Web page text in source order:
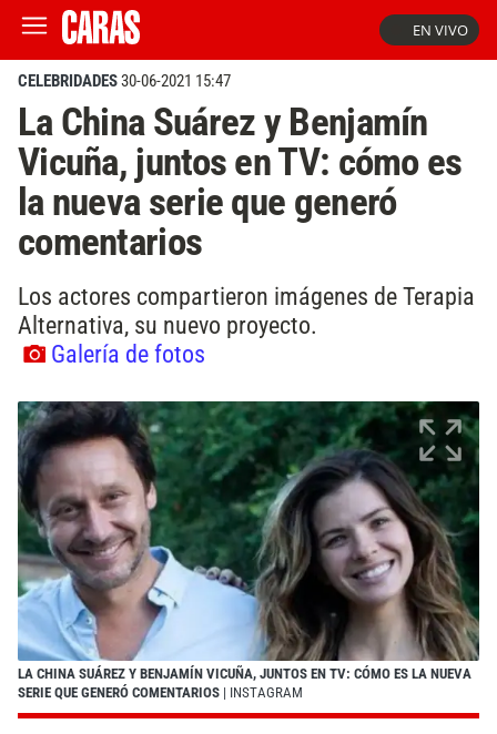
EN VIVO
CELEBRIDADES30-06-2021 15:47
La China Suárez y Benjamín
Vicuña, juntos en TV: cómo es
la nueva serie que generó
comentarios
Los actores compartieron imágenes de Terapia
Alternativa, su nuevo proyecto.
Galería de fotos
LA CHINA SUÁREZ Y BENJAMÍN VICUÑA, JUNTOS EN TV: CÓMO ES LA NUEVA
SERIE QUE GENERÓ COMENTARIOS | INSTAGRAM